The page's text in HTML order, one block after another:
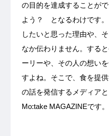
の目的を達成することが
よう？ となるわけです
したいと思った理由や、
なか伝わりません。する
ーリーや、その人の想い
すよね。そこで、食を提
の話を発信するメディアと
Mo:take MAGAZINEです。